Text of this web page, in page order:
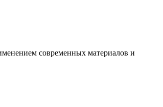
современных материалов и